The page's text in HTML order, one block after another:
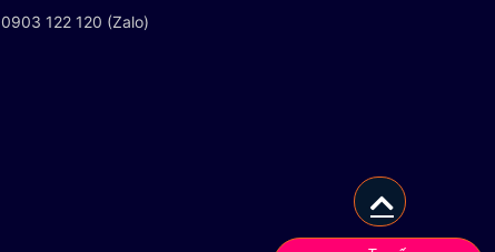
0903 122 120 (Zalo)